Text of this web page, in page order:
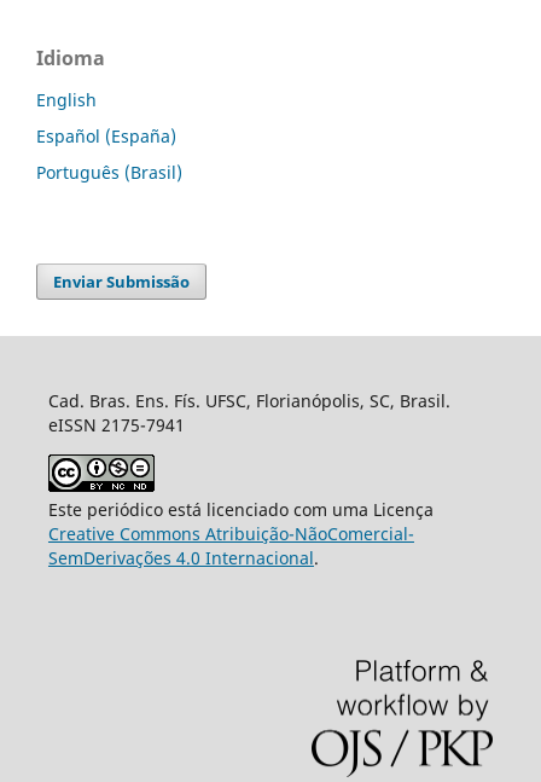
Idioma
English
Español (España)
Português (Brasil)
Enviar Submissão
Cad. Bras. Ens. Fís. UFSC, Florianópolis, SC, Brasil.
eISSN 2175-7941
Este periódico está licenciado com uma Licença
Creative Commons Atribuição-NãoComercial-
SemDerivações 4.0 Internacional.